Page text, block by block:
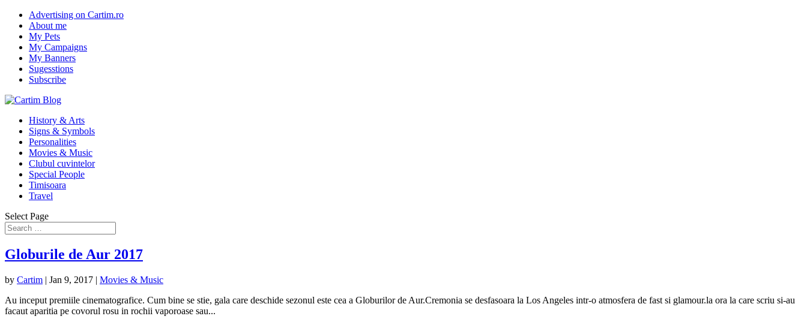
Advertising on Cartim.ro
About me
My Pets
My Campaigns
My Banners
Sugesstions
Subscribe
History & Arts
Signs & Symbols
Personalities
Movies & Music
Clubul cuvintelor
Special People
Timisoara
Travel
Select Page
Globurile de Aur 2017
by Cartim | Jan 9, 2017 | Movies & Music
Au inceput premiile cinematografice. Cum bine se stie, gala care deschide sezonul este cea a Globurilor de Aur.Cremonia se desfasoara la Los Angeles intr-o atmosfera de fast si glamour.la ora la care scriu si-au
facaut aparitia pe covorul rosu in rochii vaporoase sau...